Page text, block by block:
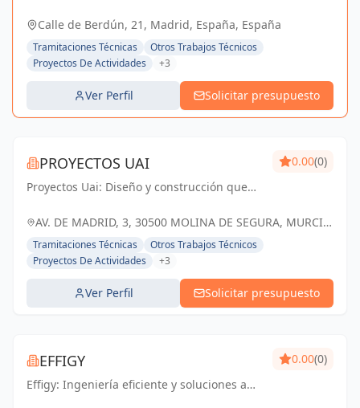
Nueva.
Calle de Berdún, 21, Madrid, España, España
Tramitaciones Técnicas
Otros Trabajos Técnicos
Proyectos De Actividades
+3
Ver Perfil Solicitar presupuesto
PROYECTOS UAI
Proyectos Uai: Diseño y construcción que
0.00(0)
AV. DE MADRID, 3, 30500 MOLINA DE SEGURA, MURCIA,
ESPAÑA, España
Tramitaciones Técnicas
Otros Trabajos Técnicos
Proyectos De Actividades
+3
Ver Perfil Solicitar presupuesto
EFFIGY
Effigy: Ingeniería eficiente y soluciones a
0.00(0)